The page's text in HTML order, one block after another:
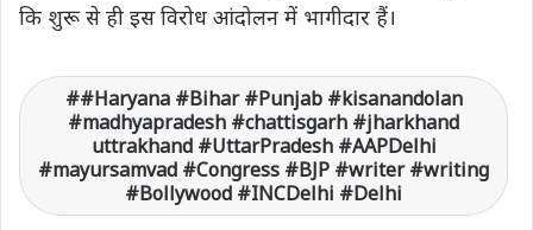
कि शुरू से ही इस विरोध आंदोलन में भागीदार हैं।
#Haryana #Bihar #Punjab #kisanandolan
#madhyapradesh #chattisgarh #jharkhand
uttrakhand #UttarPradesh #AAPDelhi
#mayursamvad #Congress #BJP #writer #writing
#Bollywood #INCDelhi #Delhi